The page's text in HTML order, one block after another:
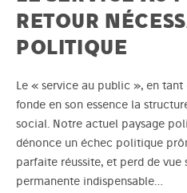
RETOUR
POLITIQUE
Le « service au public », en tant
fonde en son essence la
social. Notre actuel paysage
dénonce un échec politique
parfaite réussite, et perd de vue
permanente indispensable…